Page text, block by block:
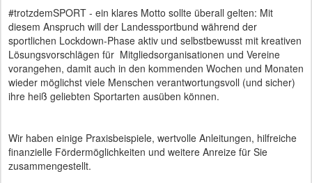
#trotzdemSPORT - ein klares Motto sollte überall gelten: Mit
diesem Anspruch will der Landessportbund während der
sportlichen Lockdown-Phase aktiv und selbstbewusst mit kreativen
Lösungsvorschlägen für Mitgliedsorganisationen und Vereine
vorangehen, damit auch in den kommenden Wochen und Monaten
wieder möglichst viele Menschen verantwortungsvoll (und sicher)
ihre heiß geliebten Sportarten ausüben können.
Wir haben einige Praxisbeispiele, wertvolle Anleitungen, hilfreiche
finanzielle Fördermöglichkeiten und weitere Anreize für Sie
zusammengestellt.